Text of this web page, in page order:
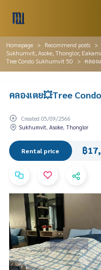
Homepage
Recommend posts
Sukhumvit, Asoke, Thonglor,
Tree Condo Sukhumvit 50
คลอง
คลองเตย💥Tree
Created 05/09/2566
Sukhumvit, Asoke, Thonglor
Rental price ฿